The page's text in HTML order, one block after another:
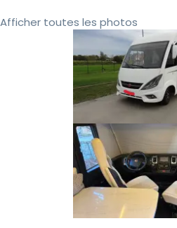
Afficher toutes les photos